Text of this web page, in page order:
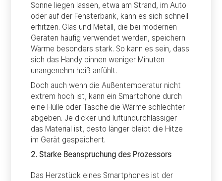
Sonne liegen lassen, etwa am Strand, im Auto
oder auf der Fensterbank, kann es sich schnell
erhitzen. Glas und Metall, die bei modernen
Geräten häufig verwendet werden, speichern
Wärme besonders stark. So kann es sein, dass
sich das Handy binnen weniger Minuten
unangenehm heiß anfühlt.
Doch auch wenn die Außentemperatur nicht
extrem hoch ist, kann ein Smartphone durch
eine Hülle oder Tasche die Wärme schlechter
abgeben. Je dicker und luftundurchlässiger
das Material ist, desto länger bleibt die Hitze
im Gerät gespeichert.
2. Starke Beanspruchung des Prozessors
Das Herzstück eines Smartphones ist der